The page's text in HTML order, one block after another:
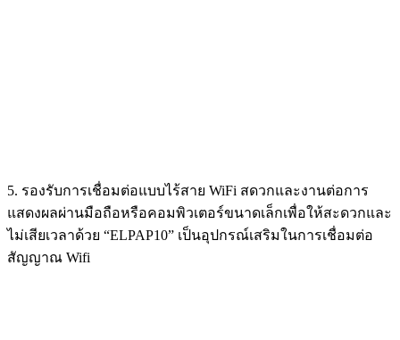
5. รองรับการเชื่อมต่อแบบไร้สาย WiFi สดวกและงานต่อการ
แสดงผลผ่านมือถือหรือคอมพิวเตอร์ขนาดเล็กเพื่อให้สะดวกและ
ไม่เสียเวลาด้วย “ELPAP10” เป็นอุปกรณ์เสริมในการเชื่อมต่อ
สัญญาณ Wifi